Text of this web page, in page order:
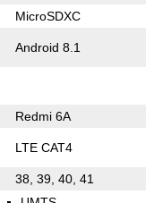
MicroSDXC
Android 8.1
Redmi 6A
LTE CAT4
38, 39, 40, 41